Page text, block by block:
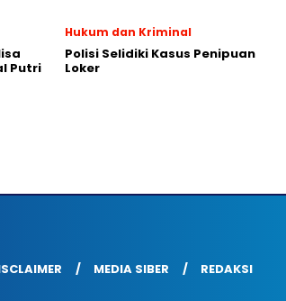
Putri
Hukum dan Kriminal
Polisi Selidiki Kasus Penipuan
Loker
MEDIA SIBER REDAKSI